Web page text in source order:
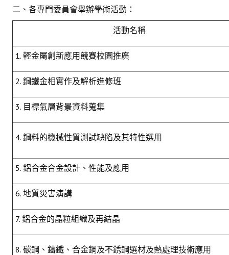
二、各專門委員會舉辦學術活動：
活動名稱
1. 輕金屬創新應用競賽校園推廣
2. 鋼鐵金相實作及解析進修班
3. 目標氣層背景資料蒐集
4. 鋼料的機械性質測試缺陷及其特性選用
5. 鋁合金合金設計、性能及應用
6. 地質災害演講
7. 鋁合金的晶粒組織及再結晶
8. 碳鋼、鑄鐵、合金鋼及不銹鋼選材及熱處理技術應用